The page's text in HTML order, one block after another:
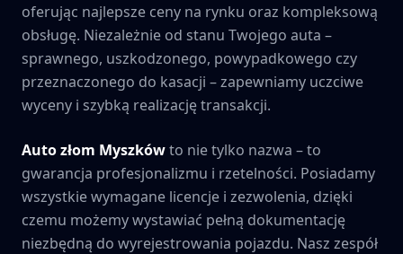
oferując najlepsze ceny na rynku oraz kompleksową
obsługę. Niezależnie od stanu Twojego auta –
sprawnego, uszkodzonego, powypadkowego czy
przeznaczonego do kasacji – zapewniamy uczciwe
wyceny i szybką realizację transakcji.
Auto złom Myszkówto nie tylko nazwa – to
gwarancja profesjonalizmu i rzetelności. Posiadamy
wszystkie wymagane licencje i zezwolenia, dzięki
czemu możemy wystawiać pełną dokumentację
niezbędną do wyrejestrowania pojazdu. Nasz zespół